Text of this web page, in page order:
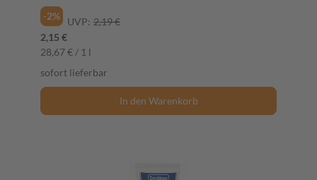
-2%
UVP: 2,19 €
2,15 €
28,67 € / 1 l
sofort lieferbar
In den Warenkorb